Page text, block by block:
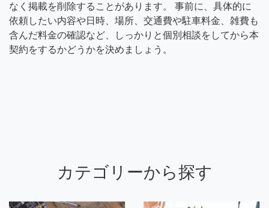
なく掲載を削除することがあります。 事前に、具体的に
依頼したい内容や日時、場所、交通費や駐車料金、雑費も
含んだ料金の確認など、しっかりと個別相談をしてから本
契約をするかどうかを決めましょう。
カテゴリーから探す